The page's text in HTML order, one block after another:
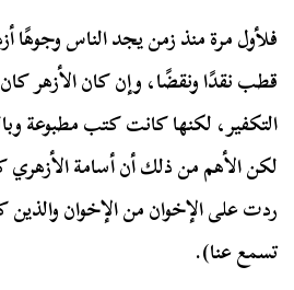
فلأول مرة منذ زمن يجد الناس وجوهًا
قطب نقدًا ونقضًا، وإن كان الأزهر
التكفير، لكنها كانت كتب مطبوعة
لكن الأهم من ذلك أن أسامة الأزهري
ردت على الإخوان من الإخوان والذين
تسمع عنا).